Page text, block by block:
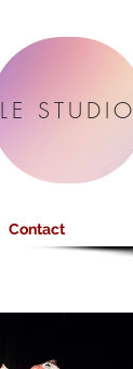
Contact
LE STUDIO